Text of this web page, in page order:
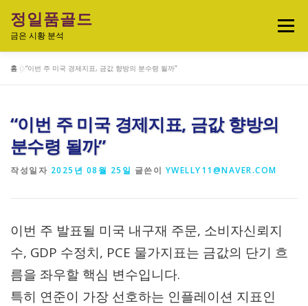
정일품골드
금은 시황 분석
메뉴
오늘의 금은시세 분석 금은 투자정보
정일품골드 제품관
홈 »“이번 주 미국 경제지표, 금값 향방의 분수령 될까”
“이번 주 미국 경제지표, 금값 향방의
분수령 될까”
작성일자 2025년 08월 25일 글쓴이 YWELLY11@NAVER.COM
이번 주 발표될 미국 내구재 주문, 소비자신뢰지
수, GDP 수정치, PCE 물가지표는 금값의 단기 흐
름을 좌우할 핵심 변수입니다.
특히 연준이 가장 선호하는 인플레이션 지표인